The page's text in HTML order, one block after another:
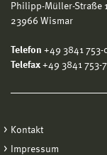
Philipp-Müller-Straße
23966 Wismar
Telefon +49 3841 753-
Telefax +49 3841 753-
Kontakt
Impressum